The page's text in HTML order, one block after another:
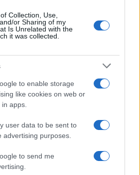
Collection, Use,
or Sharing of my
Is Unrelated with the
it was collected.
to enable storage
like cookies on web or
apps.
user data to be sent to
advertising purposes.
to send me
Γιορτή σήμερα 12/9 – Εορτολόγιο:
Ποιοί γιορτάζουν σήμερα 12
Σεπτεμβρίου
Γιορτή σήμερα 11/9 – Εορτολόγιο:
Ποιοί γιορτάζουν σήμερα 11
Σεπτεμβρίου
Γιορτή σήμερα 6/9 – Εορτολόγιο:
Ποιοί γιορτάζουν σήμερα 6